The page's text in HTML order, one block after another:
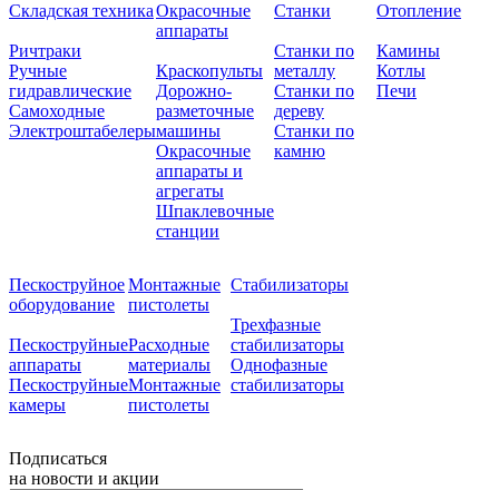
Складская техника
Ричтраки
Ручные
гидравлические
Самоходные
Электроштабелеры
Окрасочные
аппараты
Краскопульты
Дорожно-
разметочные
машины
Окрасочные
аппараты и
агрегаты
Шпаклевочные
станции
Станки
Станки по
металлу
Станки по
дереву
Станки по
камню
Отопление
Камины
Котлы
Печи
Пескоструйное
оборудование
Пескоструйные
аппараты
Пескоструйные
камеры
Монтажные
пистолеты
Расходные
материалы
Монтажные
пистолеты
Стабилизаторы
Трехфазные
стабилизаторы
Однофазные
стабилизаторы
Подписаться
на новости и акции